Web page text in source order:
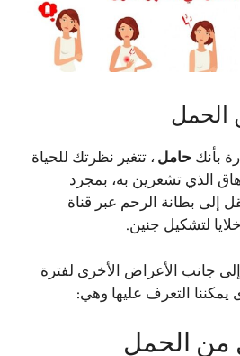
الحمل
بأنك حامل ، تتغير نظرتك للحياة
الذي تشعرين به، بمجرد
إلى بطانة الرحم عبر قناة
لتشكيل جنين.
جانب الأعراض الأخرى لفترة
التعرف عليها وهي:
من الحمل